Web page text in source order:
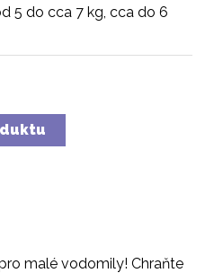
5 do cca 7 kg, cca do 6
malé vodomily! Chraňte